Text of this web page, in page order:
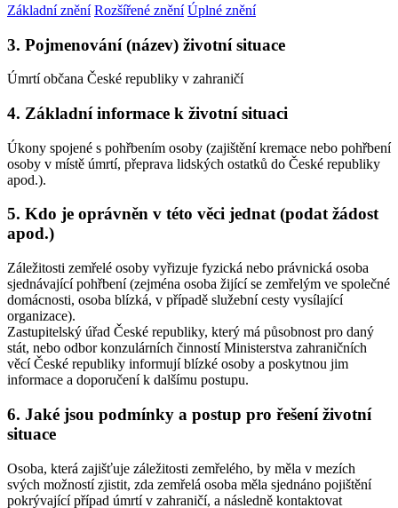
Základní znění Rozšířené znění Úplné znění
3. Pojmenování (název) životní situace
Úmrtí občana České republiky v zahraničí
4. Základní informace k životní situaci
Úkony spojené s pohřbením osoby (zajištění kremace nebo pohřbení
osoby v místě úmrtí, přeprava lidských ostatků do České republiky
apod.).
5. Kdo je oprávněn v této věci jednat (podat žádost
apod.)
Záležitosti zemřelé osoby vyřizuje fyzická nebo právnická osoba
sjednávající pohřbení (zejména osoba žijící se zemřelým ve společné
domácnosti, osoba blízká, v případě služební cesty vysílající
organizace).
Zastupitelský úřad České republiky, který má působnost pro daný
stát, nebo odbor konzulárních činností Ministerstva zahraničních
věcí České republiky informují blízké osoby a poskytnou jim
informace a doporučení k dalšímu postupu.
6. Jaké jsou podmínky a postup pro řešení životní
situace
Osoba, která zajišťuje záležitosti zemřelého, by měla v mezích
svých možností zjistit, zda zemřelá osoba měla sjednáno pojištění
pokrývající případ úmrtí v zahraničí, a následně kontaktovat